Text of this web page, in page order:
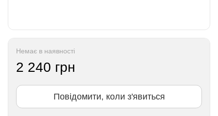
Немає в наявності
2 240 грн
Повідомити, коли з'явиться